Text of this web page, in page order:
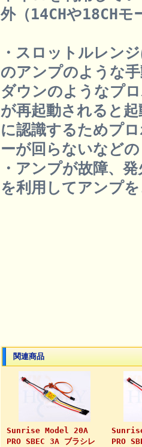
外（14CHや18CH
・スロットルレン
のアンプのような
ダウンのようなプ
が再起動されると
に認識するためプ
ーが回らないなど
・アンプが故障、
を利用してアンプ
関連商品
Sunrise Model 20A
PRO SBEC 3A ブラシレ
PRO